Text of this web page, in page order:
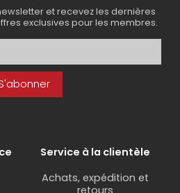
et recevez les dernières
exclusives pour les membres.
Service à la clientèle
Achats, expédition et